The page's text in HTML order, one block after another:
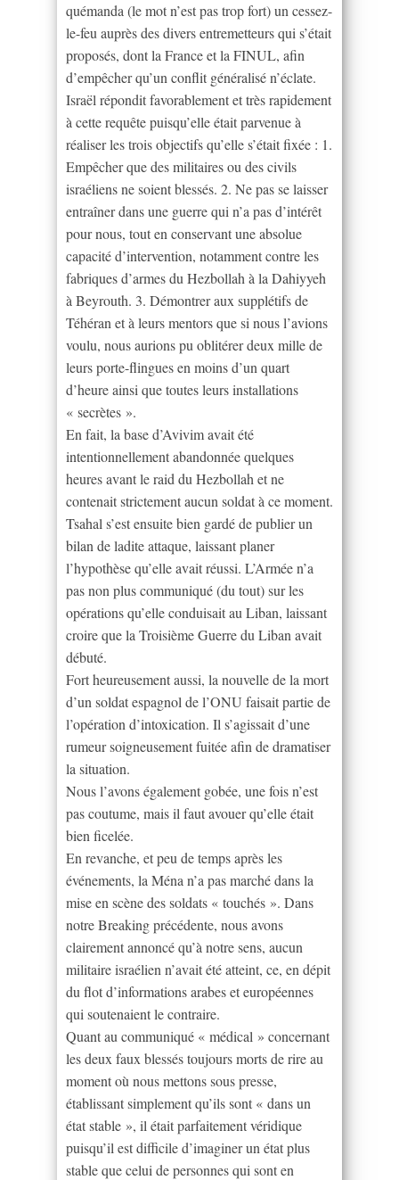
quémanda (le mot n’est pas trop fort) un cessez-
le-feu auprès des divers entremetteurs qui s’était
proposés, dont la France et la FINUL, afin
d’empêcher qu’un conflit généralisé n’éclate.
Israël répondit favorablement et très rapidement
à cette requête puisqu’elle était parvenue à
réaliser les trois objectifs qu’elle s’était fixée : 1.
Empêcher que des militaires ou des civils
israéliens ne soient blessés. 2. Ne pas se laisser
entraîner dans une guerre qui n’a pas d’intérêt
pour nous, tout en conservant une absolue
capacité d’intervention, notamment contre les
fabriques d’armes du Hezbollah à la Dahiyyeh
à Beyrouth. 3. Démontrer aux supplétifs de
Téhéran et à leurs mentors que si nous l’avions
voulu, nous aurions pu oblitérer deux mille de
leurs porte-flingues en moins d’un quart
d’heure ainsi que toutes leurs installations
« secrètes ».
En fait, la base d’Avivim avait été
intentionnellement abandonnée quelques
heures avant le raid du Hezbollah et ne
contenait strictement aucun soldat à ce moment.
Tsahal s’est ensuite bien gardé de publier un
bilan de ladite attaque, laissant planer
l’hypothèse qu’elle avait réussi. L’Armée n’a
pas non plus communiqué (du tout) sur les
opérations qu’elle conduisait au Liban, laissant
croire que la Troisième Guerre du Liban avait
débuté.
Fort heureusement aussi, la nouvelle de la mort
d’un soldat espagnol de l’ONU faisait partie de
l’opération d’intoxication. Il s’agissait d’une
rumeur soigneusement fuitée afin de dramatiser
la situation.
Nous l’avons également gobée, une fois n’est
pas coutume, mais il faut avouer qu’elle était
bien ficelée.
En revanche, et peu de temps après les
événements, la Ména n’a pas marché dans la
mise en scène des soldats « touchés ». Dans
notre Breaking précédente, nous avons
clairement annoncé qu’à notre sens, aucun
militaire israélien n’avait été atteint, ce, en dépit
du flot d’informations arabes et européennes
qui soutenaient le contraire.
Quant au communiqué « médical » concernant
les deux faux blessés toujours morts de rire au
moment où nous mettons sous presse,
établissant simplement qu’ils sont « dans un
état stable », il était parfaitement véridique
puisqu’il est difficile d’imaginer un état plus
stable que celui de personnes qui sont en